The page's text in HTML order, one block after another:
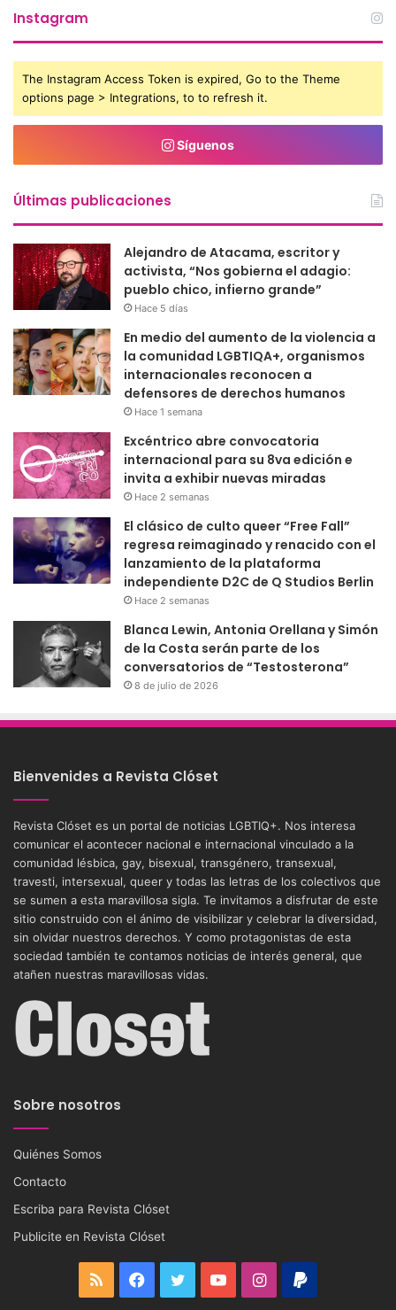
Instagram
The Instagram Access Token is expired, Go to the Theme
options page > Integrations, to to refresh it.
Síguenos
Últimas publicaciones
Alejandro de Atacama, escritor y
activista, “Nos gobierna el adagio:
pueblo chico, infierno grande”
Hace 5 días
En medio del aumento de la violencia a
la comunidad LGBTIQA+, organismos
internacionales reconocen a
defensores de derechos humanos
Hace 1 semana
Excéntrico abre convocatoria
internacional para su 8va edición e
invita a exhibir nuevas miradas
Hace 2 semanas
El clásico de culto queer “Free Fall”
regresa reimaginado y renacido con el
lanzamiento de la plataforma
independiente D2C de Q Studios Berlin
Hace 2 semanas
Blanca Lewin, Antonia Orellana y Simón
de la Costa serán parte de los
conversatorios de “Testosterona”
8 de julio de 2026
Bienvenides a Revista Clóset
Revista Clóset es un portal de noticias LGBTIQ+. Nos interesa
comunicar el acontecer nacional e internacional vinculado a la
comunidad lésbica, gay, bisexual, transgénero, transexual,
travesti, intersexual, queer y todas las letras de los colectivos que
se sumen a esta maravillosa sigla. Te invitamos a disfrutar de este
sitio construido con el ánimo de visibilizar y celebrar la diversidad,
sin olvidar nuestros derechos. Y como protagonistas de esta
sociedad también te contamos noticias de interés general, que
atañen nuestras maravillosas vidas.
Sobre nosotros
Quiénes Somos
Contacto
Escriba para Revista Clóset
Publicite en Revista Clóset
RSS Facebook
TwitterYouTubeInstagram
PayPal